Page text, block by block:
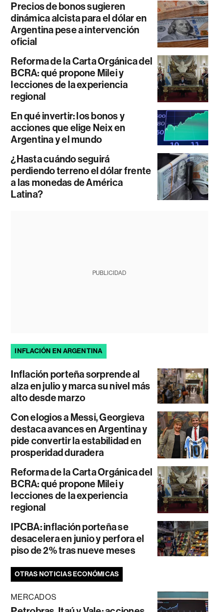
Precios de bonos sugieren
dinámica alcista para el dólar en
Argentina pese a intervención
oficial
Reforma de la Carta Orgánica del
BCRA: qué propone Milei y
lecciones de la experiencia
regional
En qué invertir: los bonos y
acciones que elige Neix en
Argentina y el mundo
¿Hasta cuándo seguirá
perdiendo terreno el dólar frente
a las monedas de América
Latina?
PUBLICIDAD
INFLACIÓN EN ARGENTINA
Inflación porteña sorprende al
alza en julio y marca su nivel más
alto desde marzo
Con elogios a Messi, Georgieva
destaca avances en Argentina y
pide convertir la estabilidad en
prosperidad duradera
Reforma de la Carta Orgánica del
BCRA: qué propone Milei y
lecciones de la experiencia
regional
IPCBA: inflación porteña se
desacelera en junio y perfora el
piso de 2% tras nueve meses
OTRAS NOTICIAS ECONÓMICAS
MERCADOS